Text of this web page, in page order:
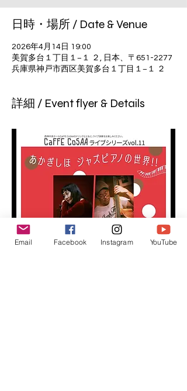
日時・場所 / Date & Venue
2026年4月14日 19:00
美賀多台１丁目１−１ ２, 日本、〒651-2277
兵庫県神戸市西区美賀多台１丁目１−１ ２
詳細 / Event flyer & Details
Email Facebook Instagram YouTube